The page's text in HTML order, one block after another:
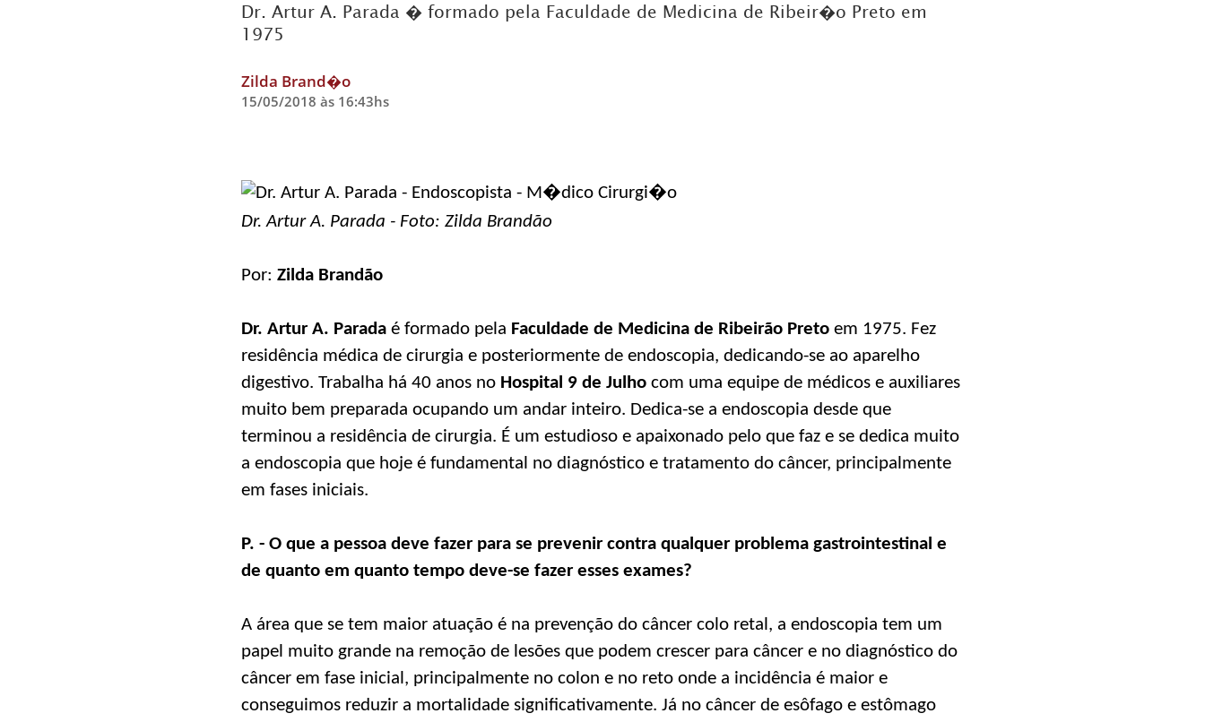
Dr. Artur A. Parada � formado pela Faculdade de Medicina de Ribeir�o Preto em
1975
Zilda Brand�o
15/05/2018 às 16:43hs
Dr. Artur A. Parada - Foto: Zilda Brandão
Por: Zilda Brandão
Dr. Artur A. Paradaé formado pela Faculdade de Medicina de Ribeirão Pretoem 1975. Fez
residência médica de cirurgia e posteriormente de endoscopia, dedicando-se ao aparelho
digestivo. Trabalha há 40 anos no Hospital 9 de Julhocom uma equipe de médicos e auxiliares
muito bem preparada ocupando um andar inteiro. Dedica-se a endoscopia desde que
terminou a residência de cirurgia. É um estudioso e apaixonado pelo que faz e se dedica muito
a endoscopia que hoje é fundamental no diagnóstico e tratamento do câncer, principalmente
em fases iniciais.
P. - O que a pessoa deve fazer para se prevenir contra qualquer problema gastrointestinal e
de quanto em quanto tempo deve-se fazer esses exames?
A área que se tem maior atuação é na prevenção do câncer colo retal, a endoscopia tem um
papel muito grande na remoção de lesões que podem crescer para câncer e no diagnóstico do
câncer em fase inicial, principalmente no colon e no reto onde a incidência é maior e
conseguimos reduzir a mortalidade significativamente. Já no câncer de esôfago e estômago